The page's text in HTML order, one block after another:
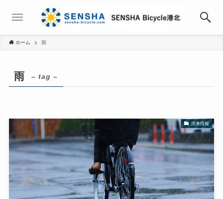
ホーム 雨
雨 – tag –
洗車情報